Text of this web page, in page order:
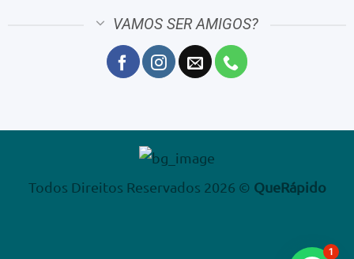
VAMOS SER AMIGOS?
Todos Direitos Reservados 2026 © QueRápido
1